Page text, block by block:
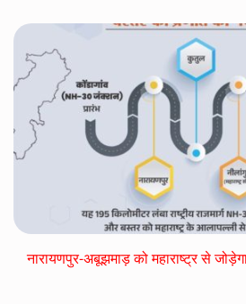
नारायणपुर-अबूझमाड़ को महाराष्ट्र से